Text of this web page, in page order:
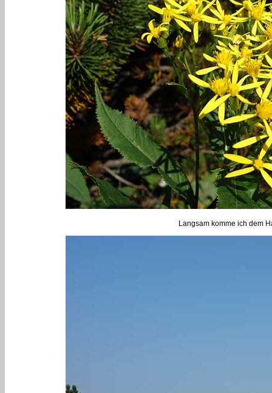
Langsam komme ich dem